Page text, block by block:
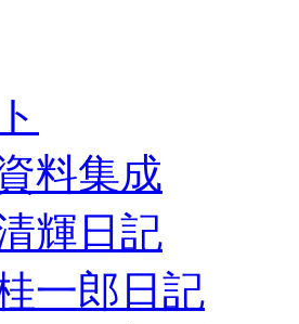
料集成
輝日記
一郎日記